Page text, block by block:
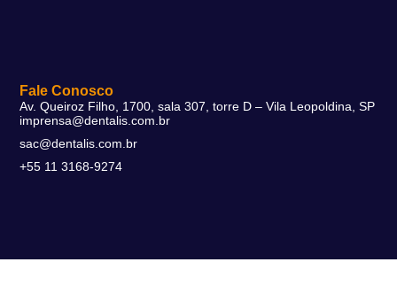
Fale Conosco
Av. Queiroz Filho, 1700, sala 307, torre D – Vila Leopoldina, SP
imprensa@dentalis.com.br
sac@dentalis.com.br
+55 11 3168-9274